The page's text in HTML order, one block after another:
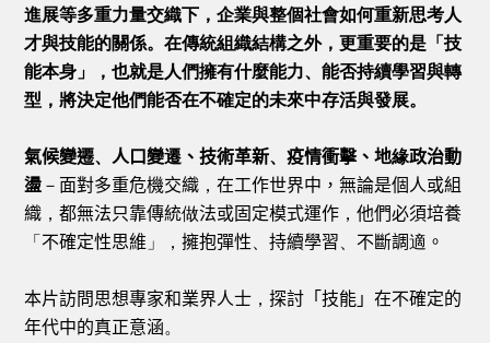
進展等多重力量交織下，企業與整個社會如何重新思考人
才與技能的關係。在傳統組織結構之外，更重要的是「技
能本身」，也就是人們擁有什麼能力、能否持續學習與轉
型，將決定他們能否在不確定的未來中存活與發展。
氣候變遷、 人口變遷 、技術革新、疫情衝擊、地緣政治動
盪 － 面對多重危機交織 ，在工作世界中，無論是個人或組
織 ，都無法只靠傳統做法或固定模式運作 ，他們必須培養
「 不確定性思維 」，擁抱彈性 、持續學習 不斷調適 。
本片訪問思想專家和業界人士 ，探討「技能」在不確定的
年代中的真正意涵。